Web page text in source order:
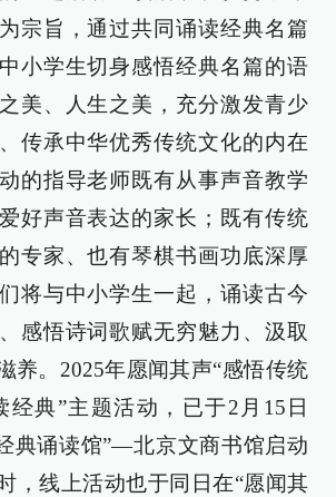
宗旨，通过共同诵读经典名篇
小学生切身感悟经典名篇的语
美、人生之美，充分激发青少
传承中华优秀传统文化的内在
的指导老师既有从事声音教学
好声音表达的家长；既有传统
专家、也有琴棋书画功底深厚
将与中小学生一起，诵读古今
感悟诗词歌赋无穷魅力、汲取
养。2025年愿闻其声“感悟传统
经典”主题活动，已于2月15日
典诵读馆”—北京文商书馆启动
，线上活动也于同日在“愿闻其